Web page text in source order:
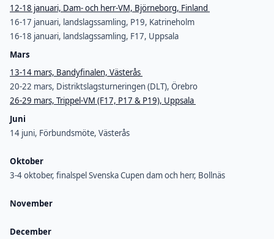
12-18 januari, Dam- och herr-VM, Björneborg, Finland
16-17 januari, landslagssamling, P19, Katrineholm
16-18 januari, landslagssamling, F17, Uppsala
Mars
13-14 mars, Bandyfinalen, Västerås
20-22 mars, Distriktslagsturneringen (DLT), Örebro
26-29 mars, Trippel-VM (F17, P17 & P19), Uppsala
Juni
14 juni, Förbundsmöte, Västerås
Oktober
3-4 oktober, finalspel Svenska Cupen dam och herr, Bollnäs
November
December